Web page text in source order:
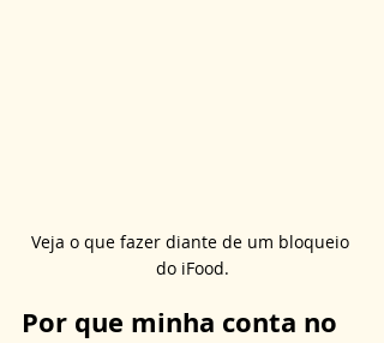
Veja o que fazer diante de um bloqueio
do iFood.
Por que minha conta no